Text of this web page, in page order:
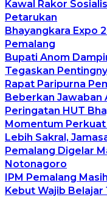
Kawal Rakor
Petarukan
Bhayangkara Expo
Pemalang
Bupati Anom
Tegaskan
Rapat Paripurna
Beberkan Jawaban
Peringatan HUT
Momentum
Lebih Sakral,
Pemalang Digelar
Notonagoro
IPM Pemalang
Kebut Wajib Belajar